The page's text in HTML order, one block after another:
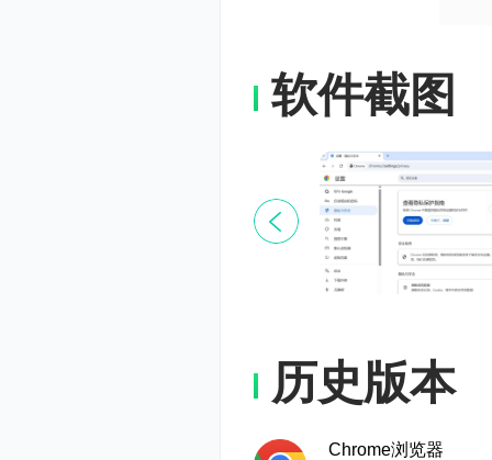
【针对您的
软件截图
历史版本
Chrome浏览器